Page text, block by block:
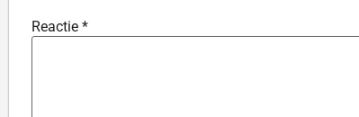
Reactie *